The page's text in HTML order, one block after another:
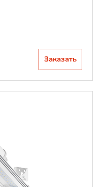
Заказать